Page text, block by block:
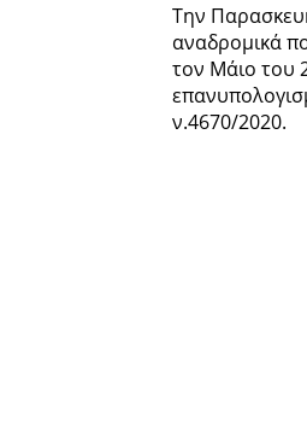
Την
αναδρομικά
τον Μάιο του
ν.4670/2020.